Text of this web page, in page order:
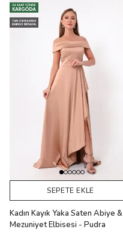
SEPETE EKLE
Kadın Kayık Yaka Saten Abiye &
Mezuniyet Elbisesi - Pudra